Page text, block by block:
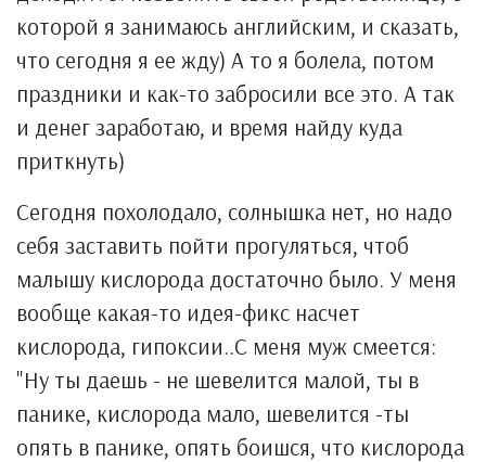
которой я занимаюсь английским, и сказать,
что сегодня я ее жду) А то я болела, потом
праздники и как-то забросили все это. А так
и денег заработаю, и время найду куда
приткнуть)
Сегодня похолодало, солнышка нет, но надо
себя заставить пойти прогуляться, чтоб
малышу кислорода достаточно было. У меня
вообще какая-то идея-фикс насчет
кислорода, гипоксии..С меня муж смеется:
"Ну ты даешь - не шевелится малой, ты в
панике, кислорода мало, шевелится -ты
опять в панике, опять боишся, что кислорода